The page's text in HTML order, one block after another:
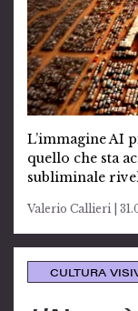
L’immagine AI
quello che sta
subliminale
Valerio Callieri |
CULTURA